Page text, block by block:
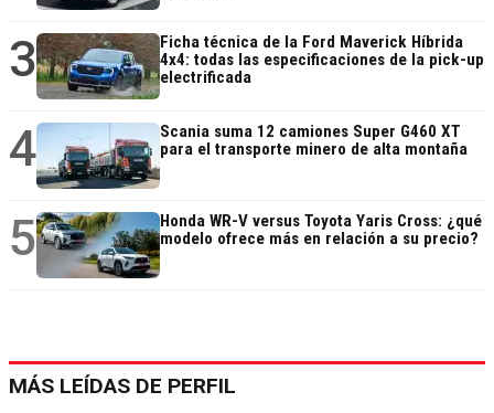
3
Ficha técnica de la Ford Maverick Híbrida
4x4: todas las especificaciones de la pick-up
electrificada
4
Scania suma 12 camiones Super G460 XT
para el transporte minero de alta montaña
5
Honda WR-V versus Toyota Yaris Cross: ¿qué
modelo ofrece más en relación a su precio?
MÁS LEÍDAS DE PERFIL